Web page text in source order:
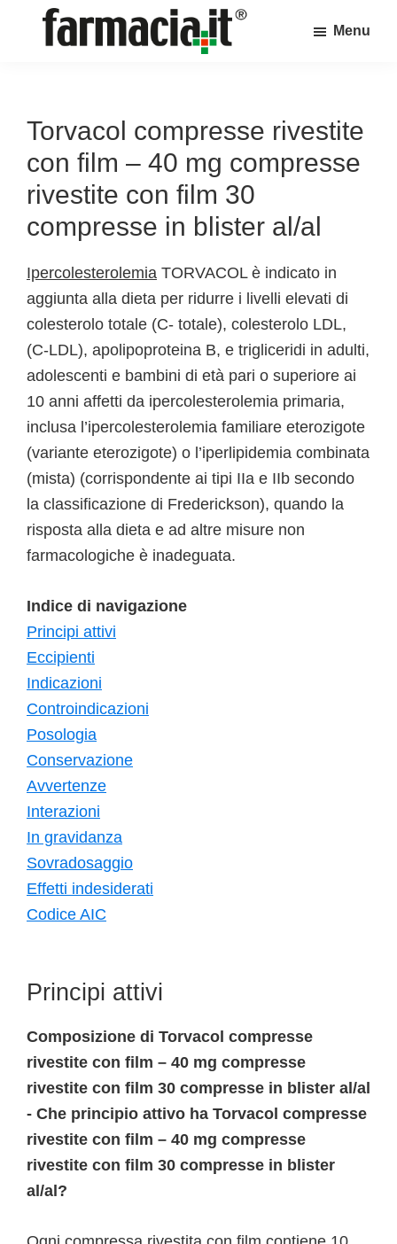
sul
mondo
della
farmacia
online
Menu
Torvacol compresse rivestite
con film – 40 mg compresse
rivestite con film 30
compresse in blister al/al
Ipercolesterolemia TORVACOL è indicato in
aggiunta alla dieta per ridurre i livelli elevati di
colesterolo totale (C- totale), colesterolo LDL,
(C-LDL), apolipoproteina B, e trigliceridi in adulti,
adolescenti e bambini di età pari o superiore ai
10 anni affetti da ipercolesterolemia primaria,
inclusa l’ipercolesterolemia familiare eterozigote
(variante eterozigote) o l’iperlipidemia combinata
(mista) (corrispondente ai tipi IIa e IIb secondo
la classificazione di Frederickson), quando la
risposta alla dieta e ad altre misure non
farmacologiche è inadeguata.
Indice di navigazione
Principi attivi
Eccipienti
Indicazioni
Controindicazioni
Posologia
Conservazione
Avvertenze
Interazioni
In gravidanza
Sovradosaggio
Effetti indesiderati
Codice AIC
Principi attivi
Composizione di Torvacol compresse
rivestite con film – 40 mg compresse
rivestite con film 30 compresse in blister al/al
- Che principio attivo ha Torvacol compresse
rivestite con film – 40 mg compresse
rivestite con film 30 compresse in blister
al/al?